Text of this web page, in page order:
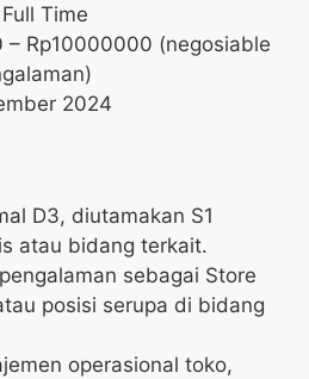
Time
– Rp10000000 (negosiable
2024
D3, diutamakan S1
atau bidang terkait.
sebagai Store
posisi serupa di bidang
operasional toko,